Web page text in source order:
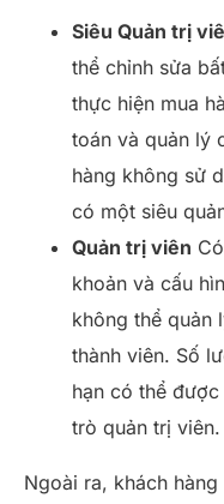
Siêu Quản trị
thể chỉnh sửa
thực hiện mua
toán và quản lý
hàng không sử
có một siêu
Quản trị viên
khoản và cấu
không thể quản
thành viên. Số
hạn có thể
trò quản trị viên.
Ngoài ra, khách